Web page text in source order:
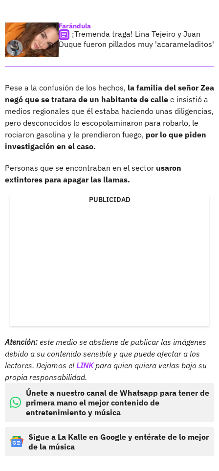
Farándula
¡Tremenda traga! Lina Tejeiro y Juan
Duque fueron pillados muy 'acarameladitos'
Pese a la confusión de los hechos, la familia del señor Zea
negó que se tratara de un habitante de calle e insistió a
medios regionales que él estaba haciendo unas diligencias,
pero desconocidos lo escopolaminaron para robarlo, le
rociaron gasolina y le prendieron fuego, por lo que piden
investigación en el caso.
Personas que se encontraban en el sector usaron
extintores para apagar las llamas.
PUBLICIDAD
Atención: este medio se abstiene de publicar las imágenes
debido a su contenido sensible y que puede afectar a los
lectores. Dejamos el LINK para quien quiera verlas bajo su
propia responsabilidad.
Únete a nuestro canal de Whatsapp para tener de
primera mano el mejor contenido de
entretenimiento y música
Sigue a La Kalle en Google y entérate de lo mejor
de la música